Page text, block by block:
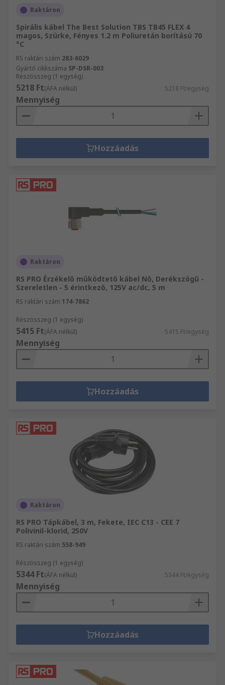
Raktáron
Spirális kábel The Best Solution TBS TB45 FLEX 4
magos, Szürke, Fényes 1.2 m Poliuretán borítású 70
°C
RS raktári szám 283-6029
Gyártó cikkszáma SP-DSR-003
Részösszeg (1 egység)
5218 Ft(ÁFA nélkül) 5218 Ft/egység
Mennyiség
Hozzáadás
Raktáron
RS PRO Érzékelő működtető kábel Nő, Derékszögű -
Szereletlen - 5 érintkező, 125V ac/dc, 5 m
RS raktári szám 174-7862
Részösszeg (1 egység)
5415 Ft(ÁFA nélkül) 5415 Ft/egység
Mennyiség
Hozzáadás
Raktáron
RS PRO Tápkábel, 3 m, Fekete, IEC C13 - CEE 7
Polivinil-klorid, 250V
RS raktári szám 558-949
Részösszeg (1 egység)
5344 Ft(ÁFA nélkül) 5344 Ft/egység
Mennyiség
Hozzáadás